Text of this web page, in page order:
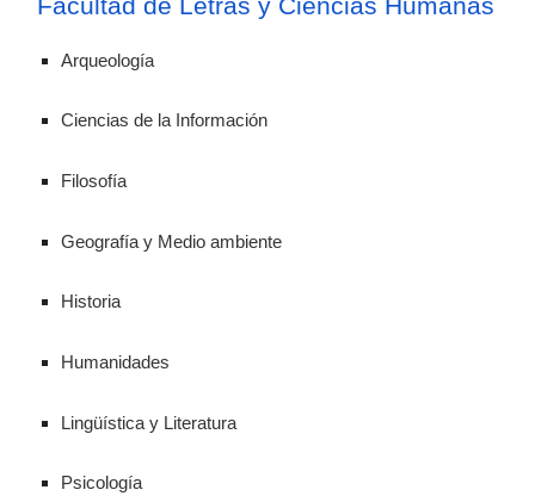
Facultad de Letras y Ciencias Humanas
Arqueología
Ciencias de la Información
Filosofía
Geografía y Medio ambiente
Historia
Humanidades
Lingüística y Literatura
Psicología